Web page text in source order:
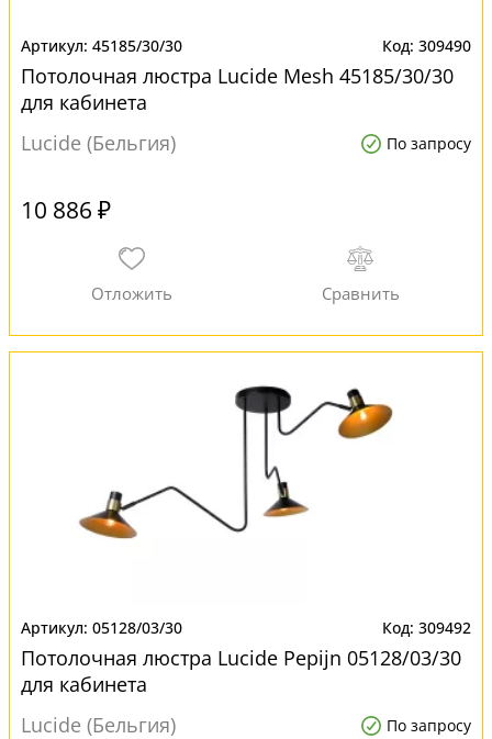
45185/30/30 309490
Потолочная люстра Lucide Mesh 45185/30/30
для кабинета
Lucide (Бельгия)
По запросу
10 886 ₽
05128/03/30 309492
Потолочная люстра Lucide Pepijn 05128/03/30
для кабинета
Lucide (Бельгия)
По запросу